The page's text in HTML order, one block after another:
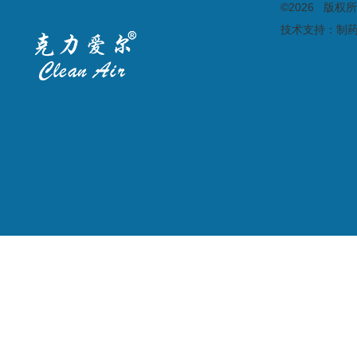
©2026 版权所
技术支持： 制